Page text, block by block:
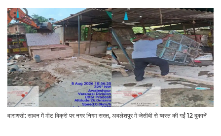
वाराणसी: सावन में मीट बिक्री पर नगर निगम सख्त, अवलेशपुर में जेसीबी से ध्वस्त की गईं 12 दुकानें